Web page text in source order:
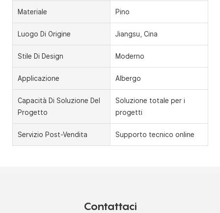
Materiale Pino
Luogo Di Origine Jiangsu, Cina
Stile Di Design Moderno
Applicazione Albergo
Capacità Di Soluzione Del
Progetto
Soluzione totale per i
progetti
Servizio Post-Vendita Supporto tecnico online
Contattaci